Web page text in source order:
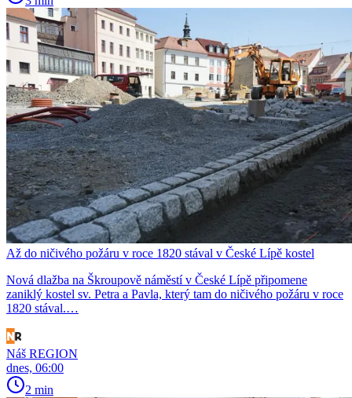
Až do ničivého požáru v roce 1820 stával v České Lípě kostel
Nová dlažba na Škroupově náměstí v České Lípě připomene
zaniklý kostel sv. Petra a Pavla, který tam do ničivého požáru v roce
1820 stával.…
Náš REGION
dnes, 06:00
2 min